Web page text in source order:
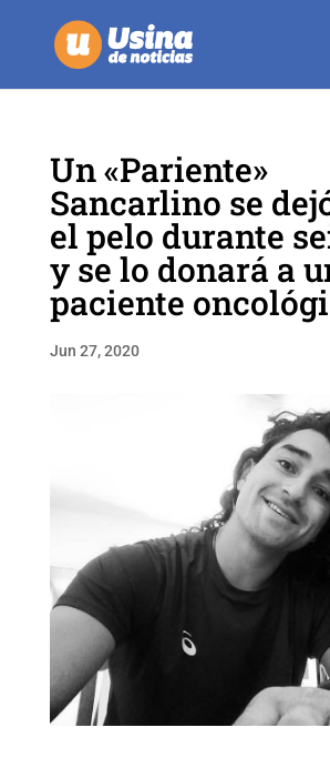
Un «Pariente»
Sancarlino se
el pelo durante
y se lo donará a
paciente
Jun 27, 2020